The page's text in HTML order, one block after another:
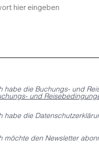
d
habe die Buchungs- und
und
habe die
möchte den Newsletter